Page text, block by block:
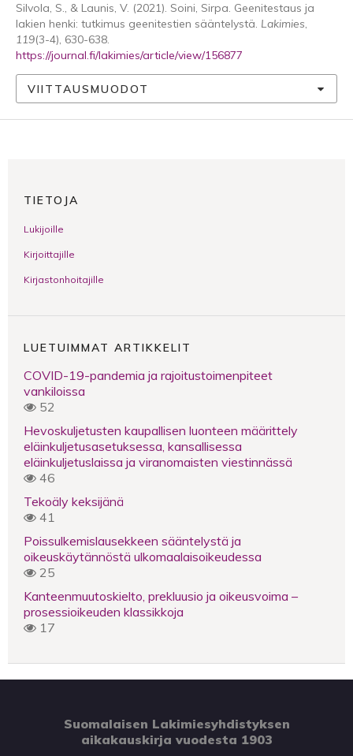
Silvola, S., & Launis, V. (2021). Soini, Sirpa. Geenitestaus ja
lakien henki: tutkimus geenitestien sääntelystä. Lakimies,
119(3-4), 630-638.
https://journal.fi/lakimies/article/view/156877
VIITTAUSMUODOT
TIETOJA
Lukijoille
Kirjoittajille
Kirjastonhoitajille
LUETUIMMAT ARTIKKELIT
COVID-19-pandemia ja rajoitustoimenpiteet
vankiloissa
52
Hevoskuljetusten kaupallisen luonteen määrittely
eläinkuljetusasetuksessa, kansallisessa
eläinkuljetuslaissa ja viranomaisten viestinnässä
46
Tekoäly keksijänä
41
Poissulkemislausekkeen sääntelystä ja
oikeuskäytännöstä ulkomaalaisoikeudessa
25
Kanteenmuutoskielto, prekluusio ja oikeusvoima –
prosessioikeuden klassikkoja
17
Suomalaisen Lakimiesyhdistyksen
aikakauskirja vuodesta 1903